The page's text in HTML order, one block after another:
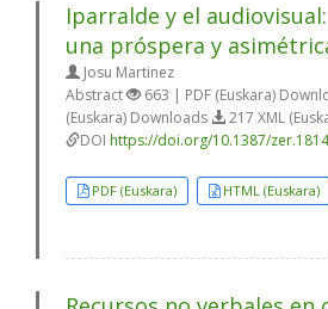
Iparralde y el
una próspera y
Josu Martinez
Abstract
663 | PDF (Euskara)
(Euskara) Downloads
217 XML
DOI https://doi.org/10.1387/
PDF (Euskara) HTML (Euskara)